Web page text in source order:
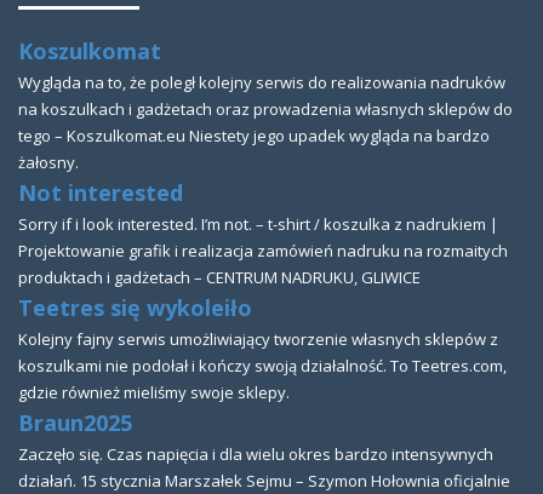
Koszulkomat
Wygląda na to, że poległ kolejny serwis do realizowania nadruków
na koszulkach i gadżetach oraz prowadzenia własnych sklepów do
tego – Koszulkomat.eu Niestety jego upadek wygląda na bardzo
żałosny.
Not interested
Sorry if i look interested. I’m not. – t-shirt / koszulka z nadrukiem |
Projektowanie grafik i realizacja zamówień nadruku na rozmaitych
produktach i gadżetach – CENTRUM NADRUKU, GLIWICE
Teetres się wykoleiło
Kolejny fajny serwis umożliwiający tworzenie własnych sklepów z
koszulkami nie podołał i kończy swoją działalność. To Teetres.com,
gdzie również mieliśmy swoje sklepy.
Braun2025
Zaczęło się. Czas napięcia i dla wielu okres bardzo intensywnych
działań. 15 stycznia Marszałek Sejmu – Szymon Hołownia oficjalnie